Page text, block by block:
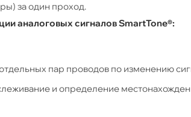
за один проход.
аналоговых сигналов SmartTone®:
пар проводов по изменению
и определение